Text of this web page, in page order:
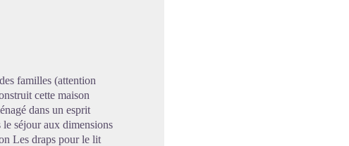
familles (attention
cette maison
dans un esprit
séjour aux dimensions
Les draps pour le lit